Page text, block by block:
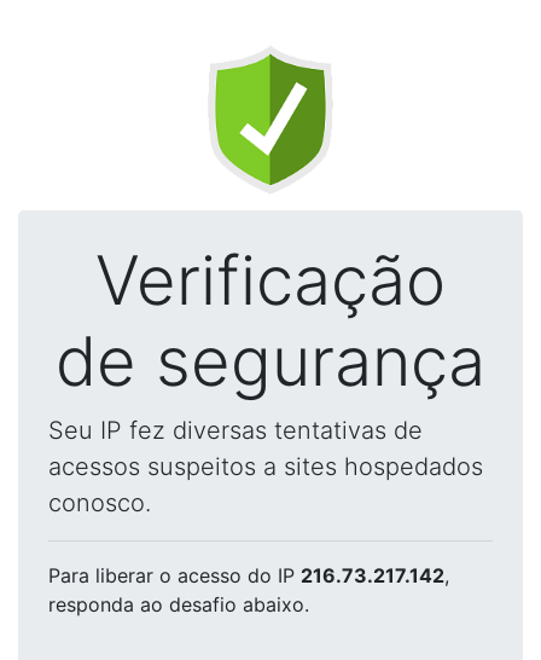
Verificação
de segurança
Seu IP fez diversas tentativas de
acessos suspeitos a sites hospedados
conosco.
Para liberar o acesso do IP 216.73.217.142,
responda ao desafio abaixo.